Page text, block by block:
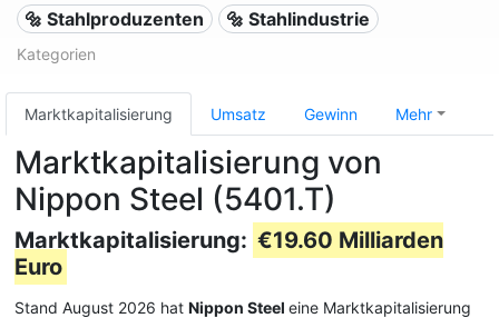
🔩 Stahlproduzenten 🔩 Stahlindustrie
Kategorien
Marktkapitalisierung Umsatz Gewinn Mehr
Marktkapitalisierung von
Nippon Steel (5401.T)
Marktkapitalisierung: €19.60 Milliarden
Euro
Stand August 2026 hat Nippon Steel eine Marktkapitalisierung